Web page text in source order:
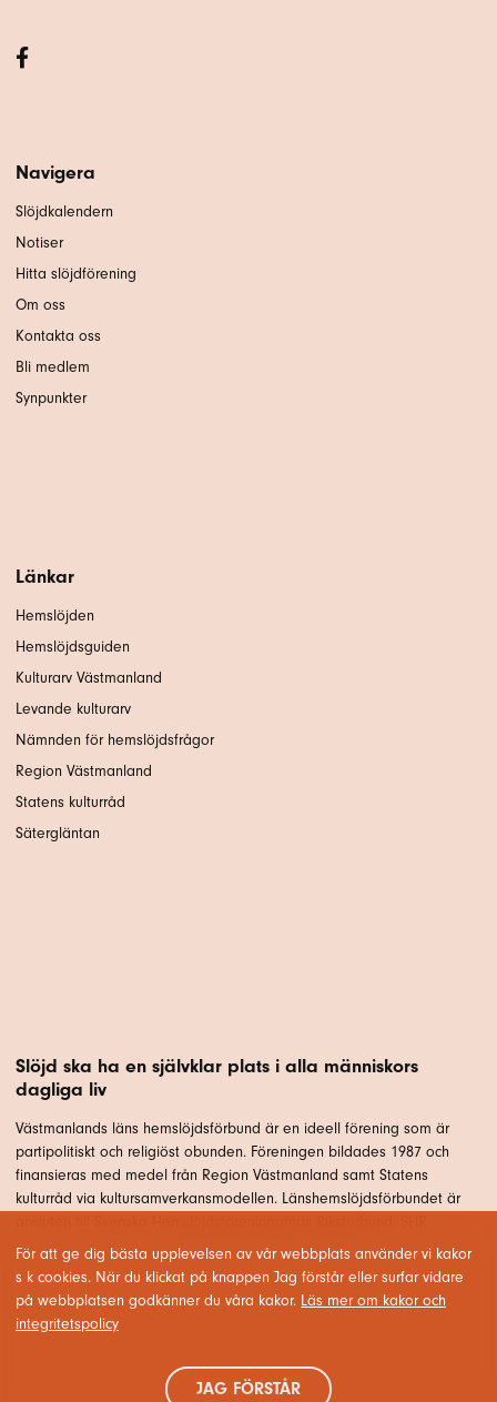
Navigera
Slöjdkalendern
Notiser
Hitta slöjdförening
Om oss
Kontakta oss
Bli medlem
Synpunkter
Länkar
Hemslöjden
Hemslöjdsguiden
Kulturarv Västmanland
Levande kulturarv
Nämnden för hemslöjdsfrågor
Region Västmanland
Statens kulturråd
Sätergläntan
Slöjd ska ha en självklar plats i alla människors
dagliga liv
Västmanlands läns hemslöjdsförbund är en ideell förening som är
partipolitiskt och religiöst obunden. Föreningen bildades 1987 och
finansieras med medel från Region Västmanland samt Statens
kulturråd via kultursamverkansmodellen. Länshemslöjdsförbundet är
För att ge dig bästa upplevelsen av vår webbplats använder vi kakor
s k cookies. När du klickat på knappen Jag förstår eller surfar vidare
på webbplatsen godkänner du våra kakor. Läs mer om kakor och
integritetspolicy
JAG FÖRSTÅR